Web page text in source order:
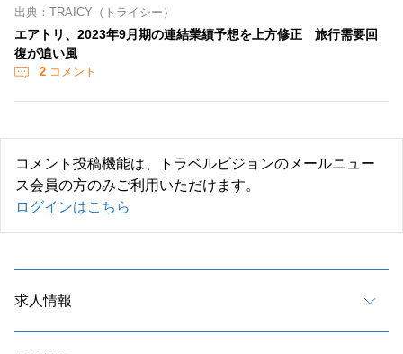
出典：TRAICY（トライシー）
エアトリ、2023年9月期の連結業績予想を上方修正 旅行需要回
復が追い風
2 コメント
コメント投稿機能は、トラベルビジョンのメールニュー
ス会員の方のみご利用いただけます。
ログインはこちら
求人情報